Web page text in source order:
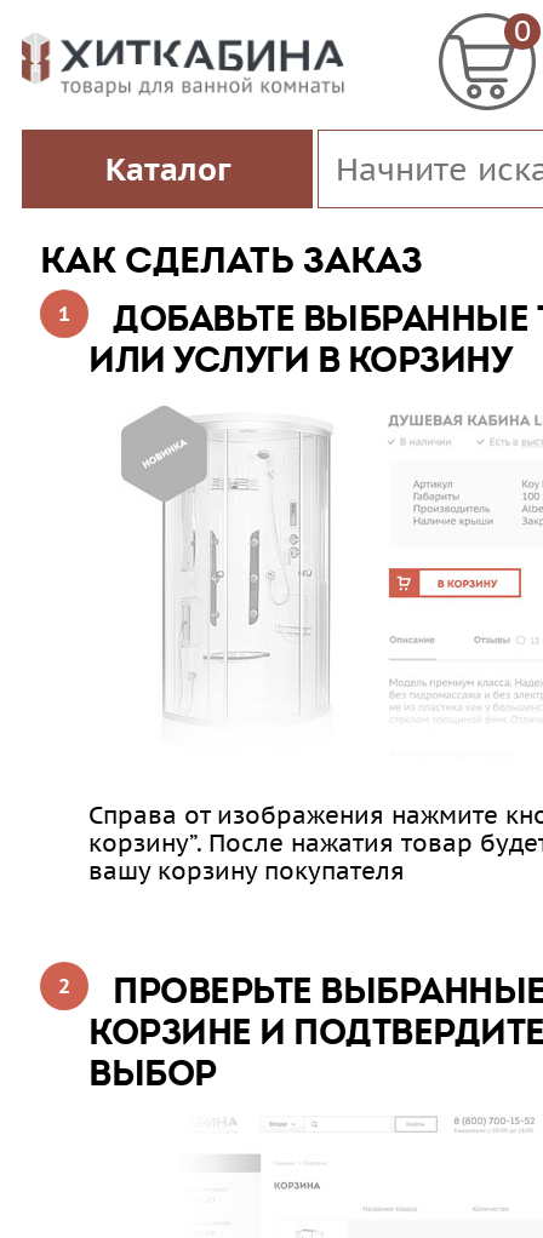
0
Каталог
КАК СДЕЛАТЬ ЗАКАЗ
ДОБАВЬТЕ ВЫБРАННЫЕ
ИЛИ УСЛУГИ В КОРЗИНУ
Справа от изображения нажмите
корзину”. После нажатия товар
вашу корзину покупателя
ПРОВЕРЬТЕ
КОРЗИНЕ И
ВЫБОР